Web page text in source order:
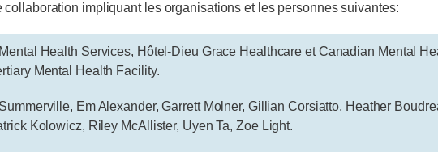
collaboration impliquant les organisations et les personnes suivantes:
Health Services, Hôtel-Dieu Grace Healthcare et Canadian Mental
Mental Health Facility.
Em Alexander, Garrett Molner, Gillian Corsiatto, Heather
Kolowicz, Riley McAllister, Uyen Ta, Zoe Light.